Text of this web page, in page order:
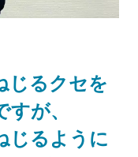
じるクセを
が、
じるように